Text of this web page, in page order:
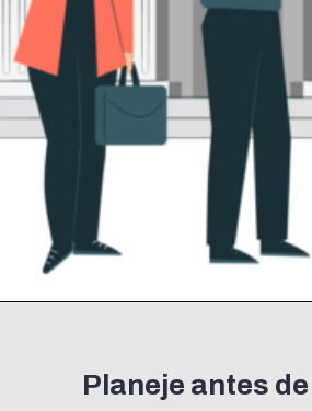
Planeje antes